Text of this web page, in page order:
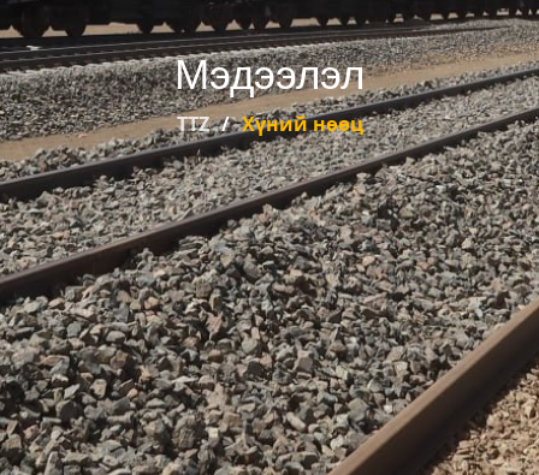
Мэдээлэл
TTZ Хүний нөөц